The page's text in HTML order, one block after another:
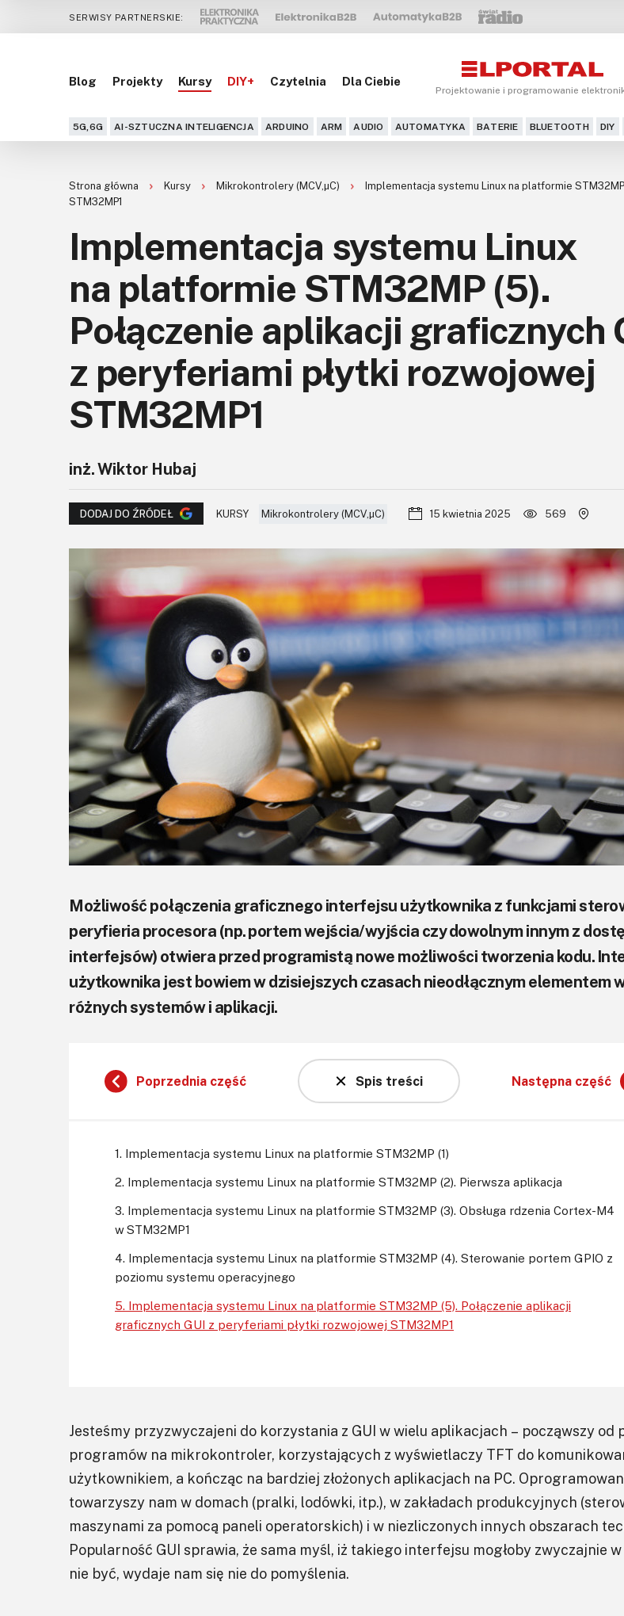
SERWISY PARTNERSKIE:
Blog Projekty Kursy DIY+ Czytelnia Dla Ciebie
Projektowanie i programowanie
5G,6G AI-SZTUCZNA INTELIGENCJA ARDUINO ARM AUDIO AUTOMATYKA BATERIE BLUETOOTH DIY
Strona główna Kursy Mikrokontrolery (MCV,μC)
Implementacja systemu Linux na platformie
STM32MP1
Implementacja systemu Linux
na platformie STM32MP (5).
Połączenie aplikacji graficznych
z peryferiami płytki rozwojowej
STM32MP1
inż. Wiktor Hubaj
DODAJ DO ŹRÓDEŁ KURSY Mikrokontrolery (MCV,μC) 15 kwietnia 2025 569
Możliwość połączenia graficznego interfejsu użytkownika z funkcjami
peryfieria procesora (np. portem wejścia/wyjścia czy dowolnym innym z
interfejsów) otwiera przed programistą nowe możliwości tworzenia kodu.
użytkownika jest bowiem w dzisiejszych czasach nieodłącznym elementem
różnych systemów i aplikacji.
Poprzednia część Spis treści Następna część
1. Implementacja systemu Linux na platformie STM32MP (1)
2. Implementacja systemu Linux na platformie STM32MP (2). Pierwsza aplikacja
3. Implementacja systemu Linux na platformie STM32MP (3). Obsługa rdzenia Cortex-M4
w STM32MP1
4. Implementacja systemu Linux na platformie STM32MP (4). Sterowanie portem GPIO z
poziomu systemu operacyjnego
5. Implementacja systemu Linux na platformie STM32MP (5). Połączenie aplikacji
graficznych GUI z peryferiami płytki rozwojowej STM32MP1
Jesteśmy przyzwyczajeni do korzystania z GUI w wielu aplikacjach – począwszy od
programów na mikrokontroler, korzystających z wyświetlaczy TFT do
użytkownikiem, a kończąc na bardziej złożonych aplikacjach na PC.
towarzyszy nam w domach (pralki, lodówki, itp.), w zakładach produkcyjnych
maszynami za pomocą paneli operatorskich) i w niezliczonych innych obszarach
Popularność GUI sprawia, że sama myśl, iż takiego interfejsu mogłoby zwyczajnie
nie być, wydaje nam się nie do pomyślenia.